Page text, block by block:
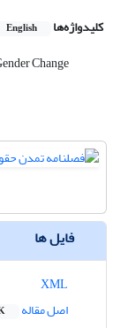
کلیدواژه‌ها English
Change
فایل ها
اصل مقاله